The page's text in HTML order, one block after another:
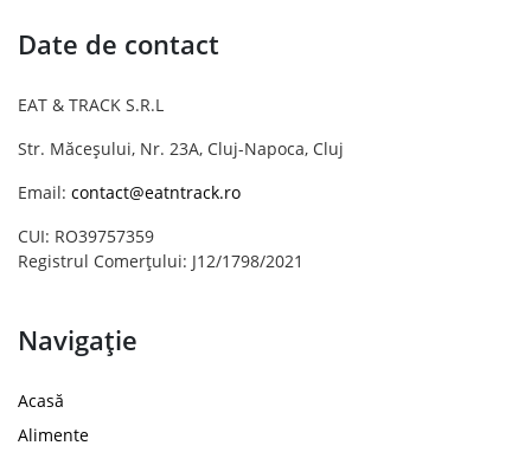
Date de contact
EAT & TRACK S.R.L
Str. Măceșului, Nr. 23A, Cluj-Napoca, Cluj
Email: contact@eatntrack.ro
CUI: RO39757359
Registrul Comerțului: J12/1798/2021
Navigație
Acasă
Alimente